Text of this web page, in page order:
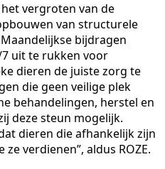
vergroten van de
van structurele
bijdragen
uit te rukken voor
dieren de juiste zorg te
die geen veilige plek
behandelingen, herstel en
deze steun mogelijk.
dieren die afhankelijk zijn
verdienen”, aldus ROZE.